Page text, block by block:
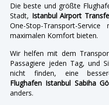
Die beste und größte
Stadt, Istanbul Airport
One-Stop-Transport-
maximalen Komfort bieten.
Wir helfen mit dem
Passagiere jeden Tag, und
nicht finden, eine bessere
Flughafen Istanbul Sabiha
anders.